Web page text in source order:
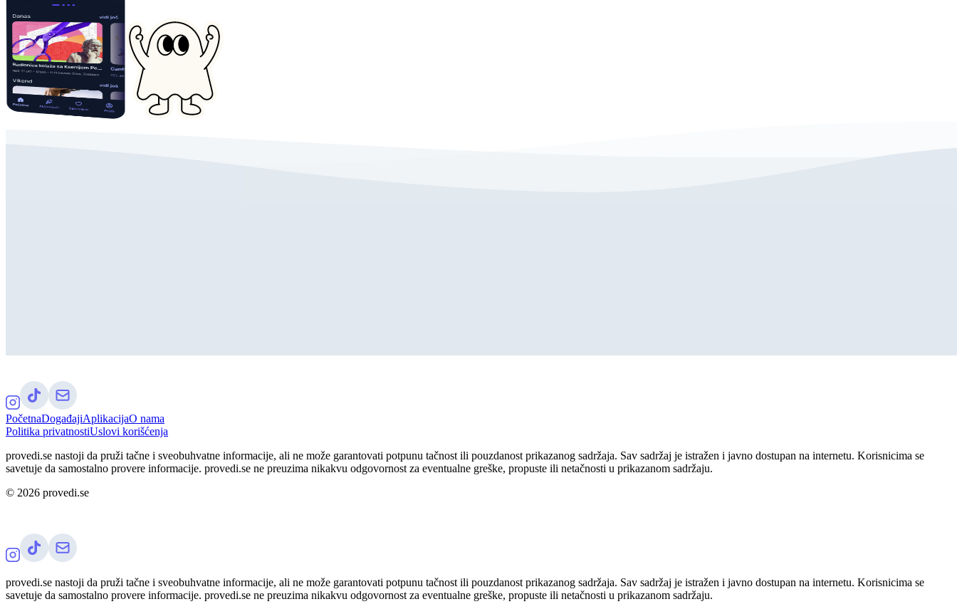
PočetnaDogađajiAplikacijaO nama
Politika privatnostiUslovi korišćenja
provedi.se nastoji da pruži tačne i sveobuhvatne informacije, ali ne može garantovati potpunu tačnost ili pouzdanost prikazanog sadržaja. Sav sadržaj je istražen i javno dostupan na internetu. Korisnicima se
savetuje da samostalno provere informacije. provedi.se ne preuzima nikakvu odgovornost za eventualne greške, propuste ili netačnosti u prikazanom sadržaju.
© 2026 provedi.se
provedi.se nastoji da pruži tačne i sveobuhvatne informacije, ali ne može garantovati potpunu tačnost ili pouzdanost prikazanog sadržaja. Sav sadržaj je istražen i javno dostupan na internetu. Korisnicima se
savetuje da samostalno provere informacije. provedi.se ne preuzima nikakvu odgovornost za eventualne greške, propuste ili netačnosti u prikazanom sadržaju.